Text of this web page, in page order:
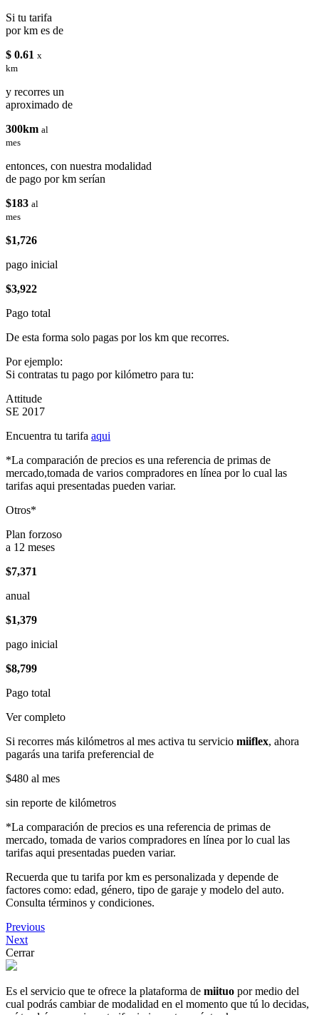
Si tu tarifa
por km es de
$ 0.61 x
km
y recorres un
aproximado de
300km al
mes
entonces, con nuestra modalidad
de pago por km serían
$183 al
mes
$1,726
pago inicial
$3,922
Pago total
De esta forma solo pagas por los km que recorres.
Por ejemplo:
Si contratas tu pago por kilómetro para tu:
Attitude
SE 2017
Encuentra tu tarifa aqui
*La comparación de precios es una referencia de primas de
mercado,tomada de varios compradores en línea por lo cual las
tarifas aqui presentadas pueden variar.
Otros*
Plan forzoso
a 12 meses
$7,371
anual
$1,379
pago inicial
$8,799
Pago total
Ver completo
Si recorres más kilómetros al mes activa tu servicio miiflex, ahora
pagarás una tarifa preferencial de
$480 al mes
sin reporte de kilómetros
*La comparación de precios es una referencia de primas de
mercado, tomada de varios compradores en línea por lo cual las
tarifas aqui presentadas pueden variar.
Recuerda que tu tarifa por km es personalizada y depende de
factores como: edad, género, tipo de garaje y modelo del auto.
Consulta términos y condiciones.
Previous
Next
Cerrar
Es el servicio que te ofrece la plataforma de miituo por medio del
cual podrás cambiar de modalidad en el momento que tú lo decidas,